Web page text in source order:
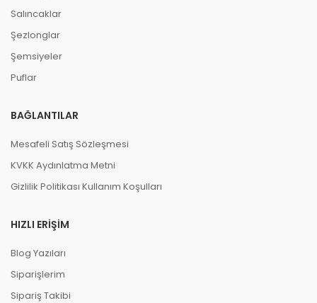
Salıncaklar
Şezlonglar
Şemsiyeler
Puflar
BAĞLANTILAR
Mesafeli Satış Sözleşmesi
KVKK Aydınlatma Metni
Gizlilik Politikası Kullanım Koşulları
HIZLI ERIŞIM
Blog Yazıları
Siparişlerim
Sipariş Takibi